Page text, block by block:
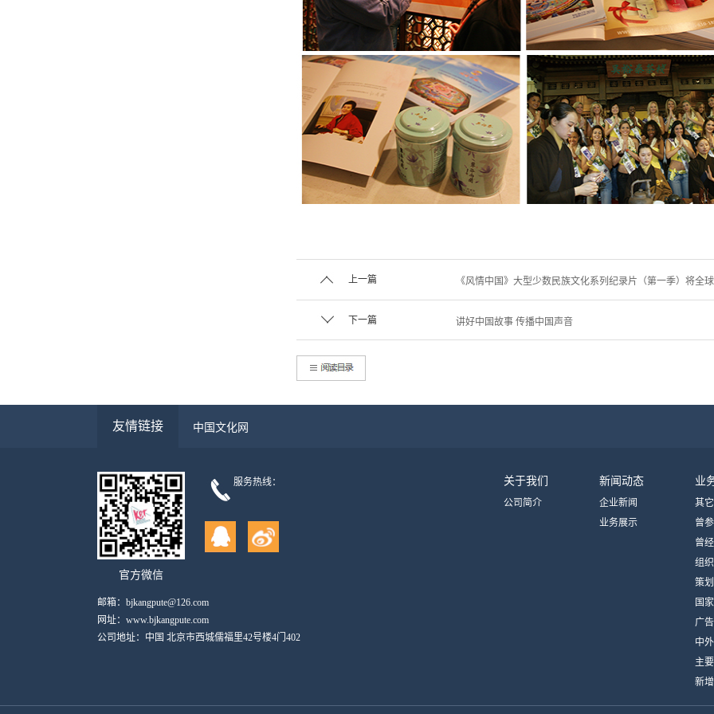
上一篇 《风情中国》大型少数民族文化系列纪录片（第一季）将全
下一篇 讲好中国故事 传播中国声音
友情链接 中国文化网
官方微信
服务热线：
邮箱：bjkangpute@126.com
网址：www.bjkangpute.com
公司地址：中国 北京市西城儒福里42号楼4门402
关于我们
公司简介
新闻动态
企业新闻
业务展示
业
其
曾
动
曾
志
组
策
国
广
制作
中
主
新